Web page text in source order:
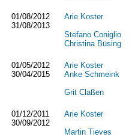
01/08/2012
31/08/2013
Arie Koster
Stefano Coniglio
Christina Büsing
01/05/2012
30/04/2015
Arie Koster
Anke Schmeink
Grit Claßen
01/12/2011
30/09/2012
Arie Koster
Martin Tieves